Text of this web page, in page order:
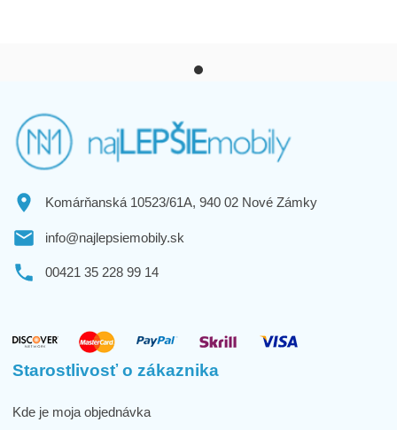
Komárňanská 10523/61A, 940 02 Nové Zámky
info@najlepsiemobily.sk
00421 35 228 99 14
Starostlivosť o zákaznika
Kde je moja objednávka